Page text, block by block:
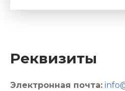
Реквизиты
Электронная почта: